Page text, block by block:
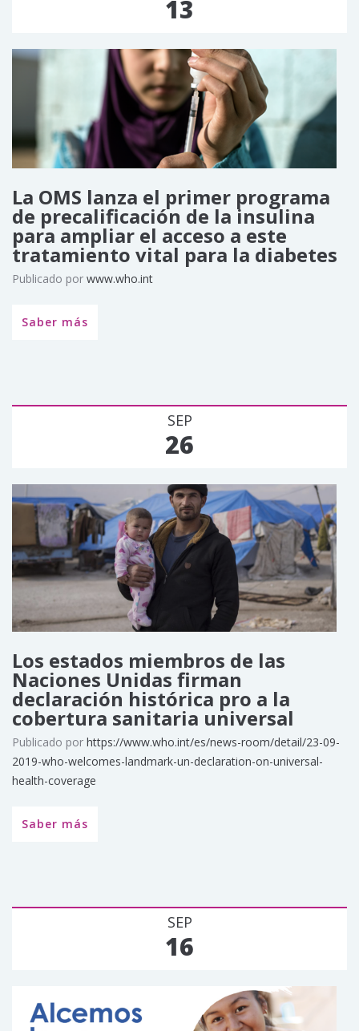
13
La OMS lanza el primer programa
de precalificación de la insulina
para ampliar el acceso a este
tratamiento vital para la diabetes
Publicado por www.who.int
Saber más
SEP
26
Los estados miembros de las
Naciones Unidas firman
declaración histórica pro a la
cobertura sanitaria universal
Publicado por https://www.who.int/es/news-room/detail/23-09-
2019-who-welcomes-landmark-un-declaration-on-universal-
health-coverage
Saber más
SEP
16